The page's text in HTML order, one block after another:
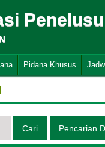
Pidana Khusus